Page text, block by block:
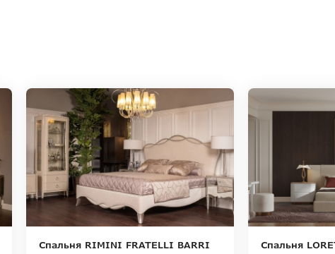
Спальня RIMINI FRATELLI BARRI Спальня